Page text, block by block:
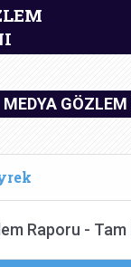
GÖZLEM
Raporu -